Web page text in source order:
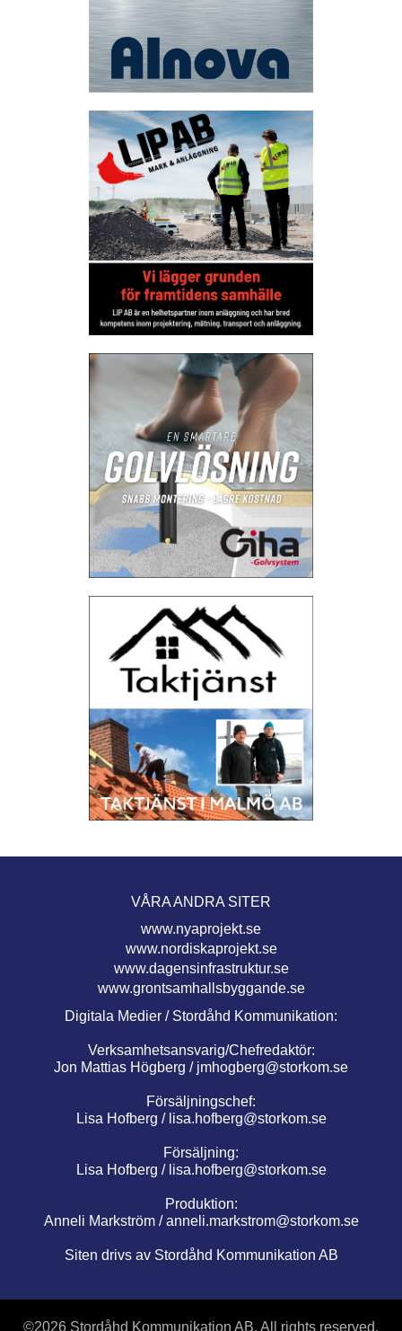
VÅRA ANDRA SITER
www.nyaprojekt.se
www.nordiskaprojekt.se
www.dagensinfrastruktur.se
www.grontsamhallsbyggande.se
Digitala Medier / Stordåhd Kommunikation:
Verksamhetsansvarig/Chefredaktör:
Jon Mattias Högberg / jmhogberg@storkom.se
Försäljningschef:
Lisa Hofberg / lisa.hofberg@storkom.se
Försäljning:
Lisa Hofberg / lisa.hofberg@storkom.se
Produktion:
Anneli Markström /anneli.markstrom@storkom.se
Siten drivs av Stordåhd Kommunikation AB
©2026 Stordåhd Kommunikation AB, All rights reserved.